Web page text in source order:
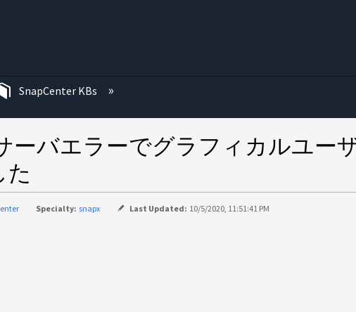
SnapCenter KBs
ーバエラーでグラフィカルユー
Specialty: snapx Last Updated: 10/5/2020, 11:51:41 PM